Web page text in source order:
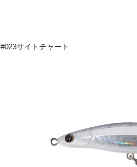
#023サイトチャート